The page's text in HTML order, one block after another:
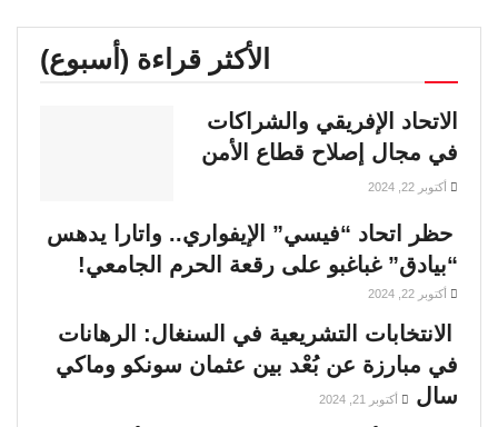
الأكثر قراءة (أسبوع)
الاتحاد الإفريقي والشراكات
في مجال إصلاح قطاع الأمن
أكتوبر 22, 2024
حظر اتحاد “فيسي” الإيفواري.. واتارا يدهس
“بيادق” غباغبو على رقعة الحرم الجامعي!
أكتوبر 22, 2024
الانتخابات التشريعية في السنغال: الرهانات
في مبارزة عن بُعْد بين عثمان سونكو وماكي
سال
أكتوبر 21, 2024